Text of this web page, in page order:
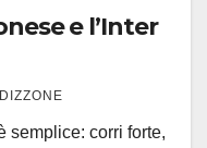
e l’Inter
semplice: corri forte,